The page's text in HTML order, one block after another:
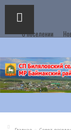
О поселении